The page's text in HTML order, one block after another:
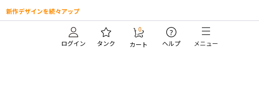
新作デザインを続々アップ
ログイン タンク
0
カート
?
ヘルプ メニュー